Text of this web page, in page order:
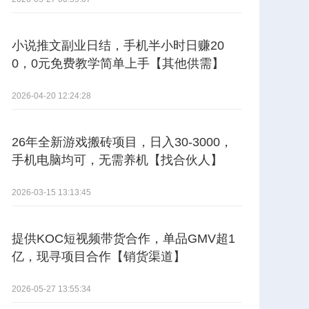
小说推文副业日结，手机半小时日赚20
0，0元免费教学简单上手【其他供需】
2026-04-20 12:24:28
26年全新游戏搬砖项目，日入30-3000，
手机电脑均可，无需养机【找合伙人】
2026-03-15 13:13:45
提供KOC短视频带货合作，单品GMV超1
亿，现寻项目合作【销货渠道】
2026-05-27 13:55:34